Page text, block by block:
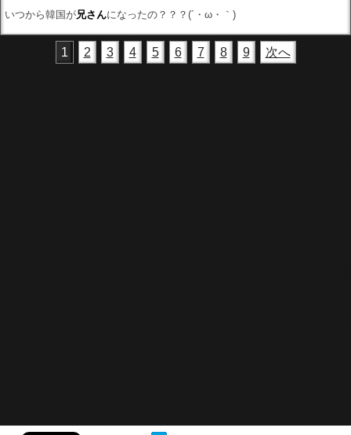
いつから韓国が兄さんになったの？？？(´・ω・｀)
1 2 3 4 5 6 7 8 9 次へ